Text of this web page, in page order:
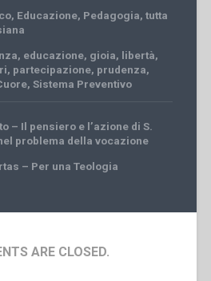
, Educazione, Pedagogia, tutta
, educazione, gioia, libertà,
, partecipazione, prudenza,
, Sistema Preventivo
– Il pensiero e l’azione di S.
problema della vocazione
– Per una Teologia
ARE CLOSED.